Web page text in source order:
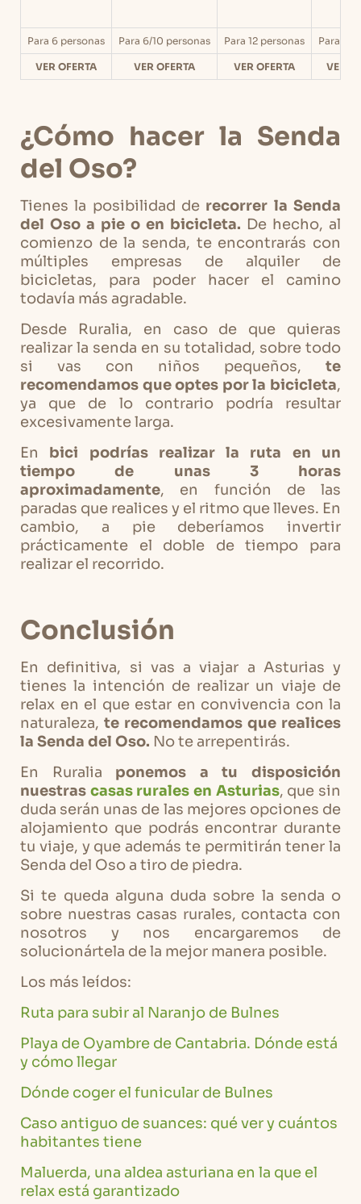
Para 6 personas Para 6/10 personas Para 12 personas Para 6
VER OFERTA VER OFERTA VER OFERTA VER
¿Cómo hacer la Senda
del Oso?
Tienes la posibilidad de recorrer la Senda
del Oso a pie o en bicicleta. De hecho, al
comienzo de la senda, te encontrarás con
múltiples empresas de alquiler de
bicicletas, para poder hacer el camino
todavía más agradable.
Desde Ruralia, en caso de que quieras
realizar la senda en su totalidad, sobre todo
si vas con niños pequeños, te
recomendamos que optes por la bicicleta,
ya que de lo contrario podría resultar
excesivamente larga.
En bici podrías realizar la ruta en un
tiempo de unas 3 horas
aproximadamente, en función de las
paradas que realices y el ritmo que lleves. En
cambio, a pie deberíamos invertir
prácticamente el doble de tiempo para
realizar el recorrido.
Conclusión
En definitiva, si vas a viajar a Asturias y
tienes la intención de realizar un viaje de
relax en el que estar en convivencia con la
naturaleza, te recomendamos que realices
la Senda del Oso. No te arrepentirás.
En Ruralia ponemos a tu disposición
nuestras casas rurales en Asturias, que sin
duda serán unas de las mejores opciones de
alojamiento que podrás encontrar durante
tu viaje, y que además te permitirán tener la
Senda del Oso a tiro de piedra.
Si te queda alguna duda sobre la senda o
sobre nuestras casas rurales, contacta con
nosotros y nos encargaremos de
solucionártela de la mejor manera posible.
Los más leídos:
Ruta para subir al Naranjo de Bulnes
Playa de Oyambre de Cantabria. Dónde está
y cómo llegar
Dónde coger el funicular de Bulnes
Caso antiguo de suances: qué ver y cuántos
habitantes tiene
Maluerda, una aldea asturiana en la que el
relax está garantizado